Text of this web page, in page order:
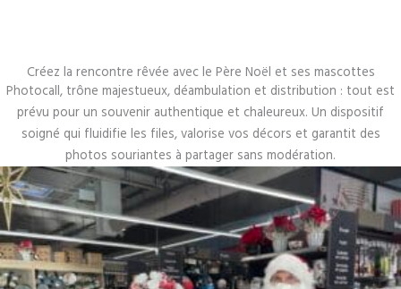
Créez la rencontre rêvée avec le Père Noël et ses mascottes
Photocall, trône majestueux, déambulation et distribution : tout est
prévu pour un souvenir authentique et chaleureux. Un dispositif
soigné qui fluidifie les files, valorise vos décors et garantit des
photos souriantes à partager sans modération.